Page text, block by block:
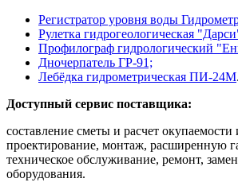
Регистратор уровня воды
Рулетка гидрогеологическая
Профилограф гидрологический
Дночерпатель ГР-91;
Лебёдка гидрометрическая ПИ-24М.
Доступный сервис поставщика:
составление сметы и расчет
проектирование, монтаж, расширенную
техническое обслуживание, ремонт,
оборудования.